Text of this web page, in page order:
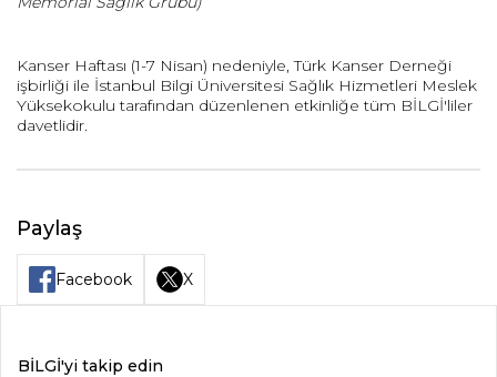
Kanser Haftası (1-7 Nisan) nedeniyle, Türk Kanser Derneği
işbirliği ile İstanbul Bilgi Üniversitesi Sağlık Hizmetleri Meslek
Yüksekokulu tarafından düzenlenen etkinliğe tüm BİLGİ'liler
davetlidir.
Paylaş
Facebook X
BİLGİ'yi takip edin